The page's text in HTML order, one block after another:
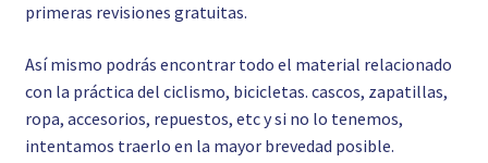
primeras revisiones gratuitas.
Así mismo podrás encontrar todo el material relacionado
con la práctica del ciclismo, bicicletas. cascos, zapatillas,
ropa, accesorios, repuestos, etc y si no lo tenemos,
intentamos traerlo en la mayor brevedad posible.